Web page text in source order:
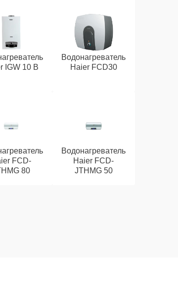
IGW 10 B
Водонагреватель
Haier FCD30
FCD-
80
Водонагреватель
Haier FCD-
JTHMG 50